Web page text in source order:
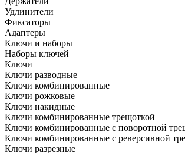
Удлинители
Фиксаторы
Адаптеры
Ключи и наборы
Наборы ключей
Ключи
Ключи разводные
Ключи комбинированные
Ключи рожковые
Ключи накидные
Ключи комбинированные трещоткой
Ключи комбинированные с поворотной
Ключи комбинированные с реверсивной
Ключи разрезные